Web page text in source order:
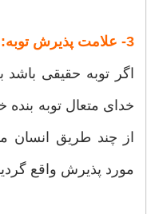
3- علامت پذیرش توبه:
اگر توبه حقیقی
خدای متعال توبه بنده
از چند طریق انسان
مورد پذیرش واقع